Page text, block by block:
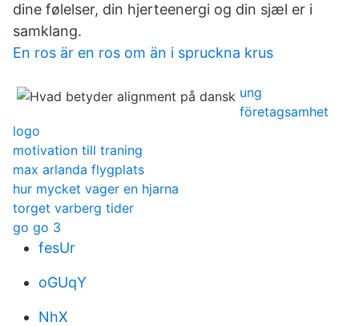
dine følelser, din hjerteenergi og din sjæl er i
samklang.
En ros är en ros om än i spruckna krus
ung
företagsamhet
logo
motivation till traning
max arlanda flygplats
hur mycket vager en hjarna
torget varberg tider
go go 3
fesUr
oGUqY
NhX